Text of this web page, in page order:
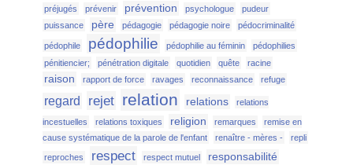
préjugés
prévenir prévention psychologue
pudeur
puissance
père pédagogie pédagogie noire pédocriminalité
pédophile pédophilie pédophilie au féminin
pédophilies
pénitiencier;
pénétration digitale quotidien quête racine
raison rapport de force ravages reconnaissance refuge
regard rejet relation relations relations
incestuelles relations toxiques religion remarques
remise en
cause systématique de la parole de l'enfant
renaître - mères - repli
reproches respect respect mutuel responsabilité